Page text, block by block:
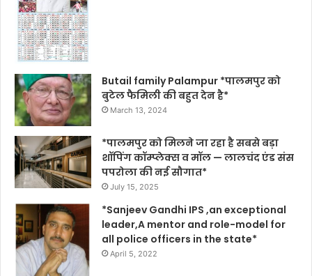
Butail family Palampur *पालमपुर को
बुटेल फैमिली की बहुत देन है*
March 13, 2024
*पालमपुर को मिलने जा रहा है सबसे बड़ा
शॉपिंग कॉम्प्लेक्स व मॉल — लालचंद एंड संस
पपरोला की नई सौगात*
July 15, 2025
*Sanjeev Gandhi IPS ,an exceptional
leader,A mentor and role-model for
all police officers in the state*
April 5, 2022